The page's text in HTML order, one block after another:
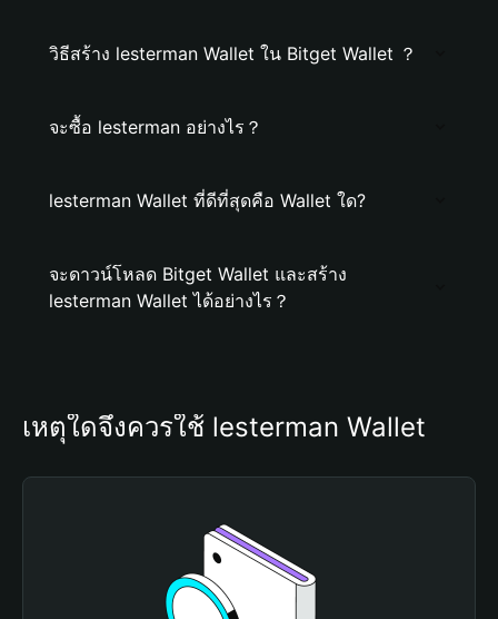
วิธีสร้าง lesterman Wallet ใน Bitget Wallet ？
จะซื้อ lesterman อย่างไร？
lesterman Wallet ที่ดีที่สุดคือ Wallet ใด?
จะดาวน์โหลด Bitget Wallet และสร้าง
lesterman Wallet ได้อย่างไร？
เหตุใดจึงควรใช้ lesterman Wallet